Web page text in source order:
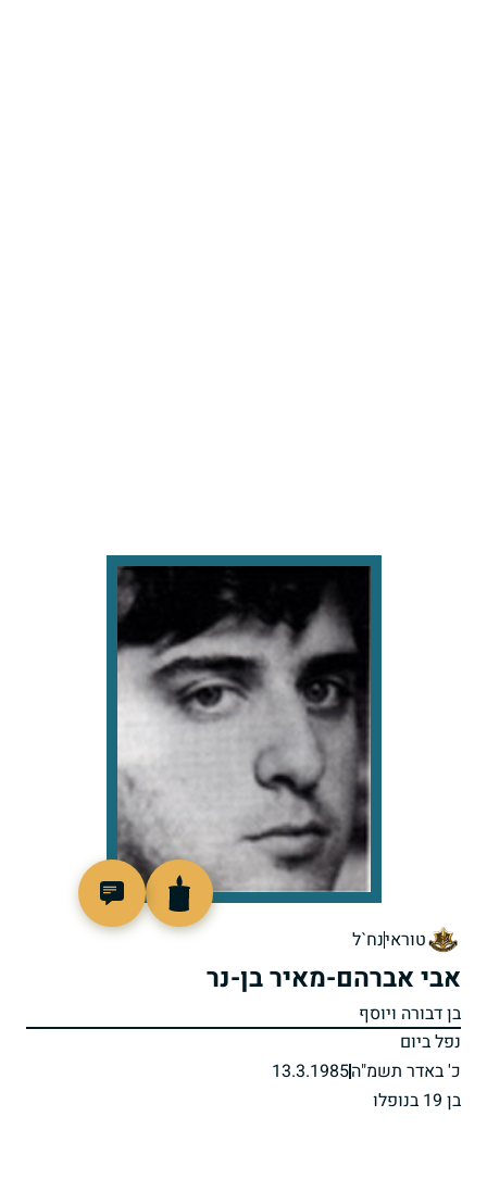
טוראינח`ל
אבי אברהם-מאיר בן-נר
בן דבורה ויוסף
נפל ביום
כ' באדר תשמ"ה13.3.1985
בן 19 בנופלו